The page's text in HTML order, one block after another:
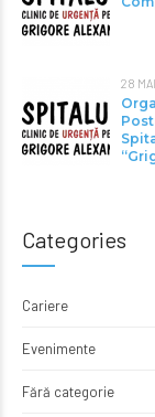
28
Categories
Cariere
Evenimente
Fără categorie